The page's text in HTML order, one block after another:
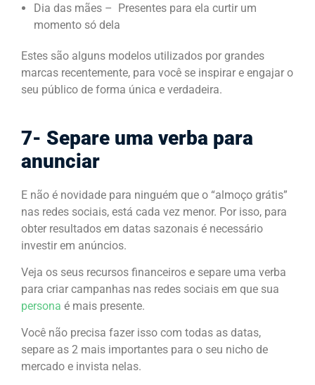
Dia das mães – Presentes para ela curtir um
momento só dela
Estes são alguns modelos utilizados por grandes
marcas recentemente, para você se inspirar e engajar o
seu público de forma única e verdadeira.
7- Separe uma verba para
anunciar
E não é novidade para ninguém que o “almoço grátis”
nas redes sociais, está cada vez menor. Por isso, para
obter resultados em datas sazonais é necessário
investir em anúncios.
Veja os seus recursos financeiros e separe uma verba
para criar campanhas nas redes sociais em que sua
persona é mais presente.
Você não precisa fazer isso com todas as datas,
separe as 2 mais importantes para o seu nicho de
mercado e invista nelas.